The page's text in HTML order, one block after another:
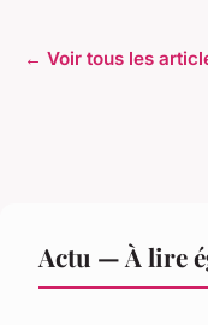
← Voir tous les
Actu — À lire